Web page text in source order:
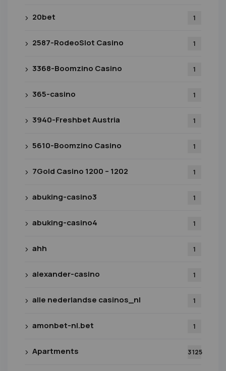
20bet 1
2587-RodeoSlot Casino 1
3368-Boomzino Casino 1
365-casino 1
3940-Freshbet Austria 1
5610-Boomzino Casino 1
7Gold Casino 1200 – 1202 1
abuking-casino3 1
abuking-casino4 1
ahh 1
alexander-casino 1
alle nederlandse casinos_nl 1
amonbet-nl.bet 1
Apartments 3 125